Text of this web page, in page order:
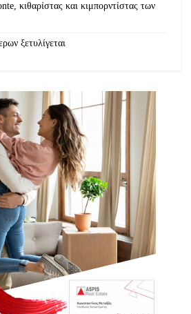
κιθαρίστας και κιμπορντίστας των
ξετυλίγεται